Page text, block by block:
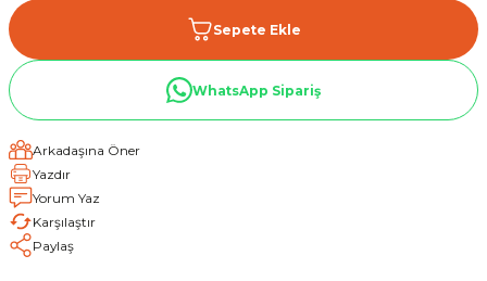
Sepete Ekle
WhatsApp Sipariş
Arkadaşına Öner
Yazdır
Yorum Yaz
Karşılaştır
Paylaş